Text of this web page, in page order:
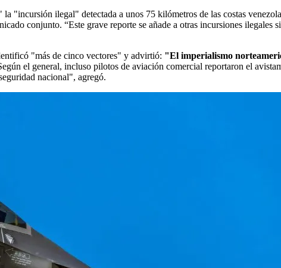
"incursión ilegal" detectada a unos 75 kilómetros de las costas
conjunto. “Este grave reporte se añade a otras incursiones ilegales
"más de cinco vectores" y advirtió: "El imperialismo
el general, incluso pilotos de aviación comercial reportaron el
nacional", agregó.